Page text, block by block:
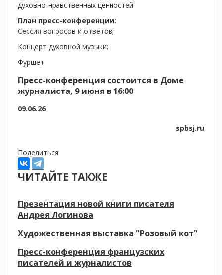
духовно-нравственных ценностей
План пресс-конференции:
Сессия вопросов и ответов;
Концерт духовной музыки;
Фуршет
Пресс-конференция состоится в Доме
журналиста, 9 июня в 16:00
09.06.26
spbsj.ru
Поделиться:
ЧИТАЙТЕ ТАКЖЕ
Презентация новой книги писателя
Андрея Логинова
Художественная выставка "Розовый кот"
Пресс-конференция французских
писателей и журналистов